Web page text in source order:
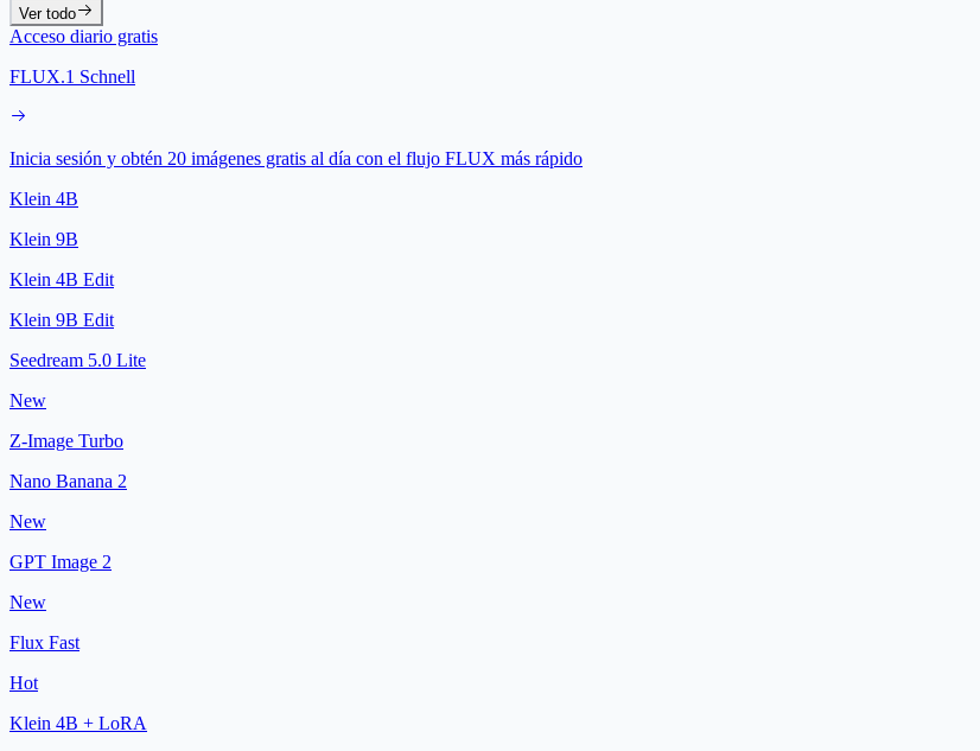
Ver todo
Acceso diario gratis
FLUX.1 Schnell
Inicia sesión y obtén 20 imágenes gratis al día con el flujo FLUX más rápido
Klein 4B
Klein 9B
Klein 4B Edit
Klein 9B Edit
Seedream 5.0 Lite
New
Z-Image Turbo
Nano Banana 2
New
GPT Image 2
New
Flux Fast
Hot
Klein 4B + LoRA